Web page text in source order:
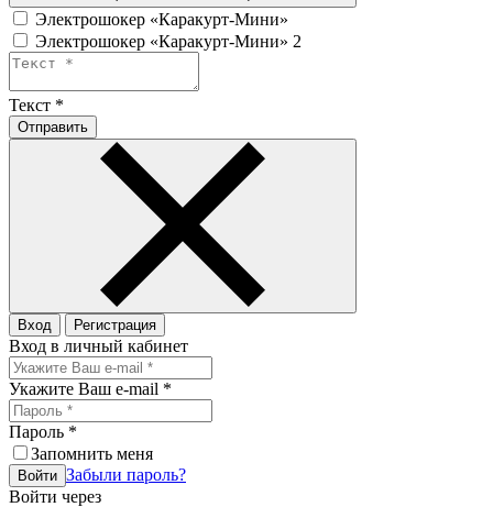
Электрошокер «Каракурт-Мини»
Электрошокер «Каракурт-Мини» 2
Текст *
Отправить
Вход Регистрация
Вход в личный кабинет
Укажите Ваш e-mail *
Пароль *
Запомнить меня
Войти Забыли пароль?
Войти через